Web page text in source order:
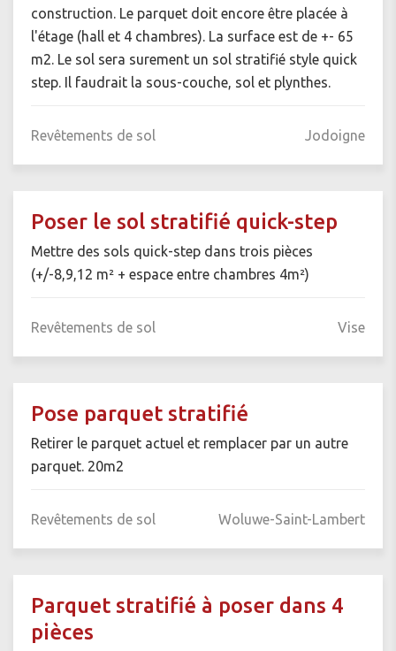
construction. Le parquet doit encore être placée à
l'étage (hall et 4 chambres). La surface est de +- 65
m2. Le sol sera surement un sol stratifié style quick
step. Il faudrait la sous-couche, sol et plynthes.
Revêtements de sol Jodoigne
Poser le sol stratifié quick-step
Mettre des sols quick-step dans trois pièces
(+/-8,9,12 m² + espace entre chambres 4m²)
Revêtements de sol Vise
Pose parquet stratifié
Retirer le parquet actuel et remplacer par un autre
parquet. 20m2
Revêtements de sol Woluwe-Saint-Lambert
Parquet stratifié à poser dans 4
pièces